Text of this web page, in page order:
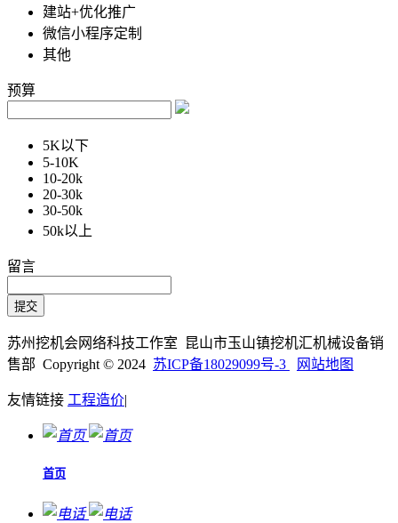
建站+优化推广
微信小程序定制
其他
预算
5K以下
5-10K
10-20k
20-30k
30-50k
50k以上
留言
苏州挖机会网络科技工作室 昆山市玉山镇挖机汇机械设备销
售部 Copyright © 2024 苏ICP备18029099号-3 网站地图
友情链接 工程造价|
首页